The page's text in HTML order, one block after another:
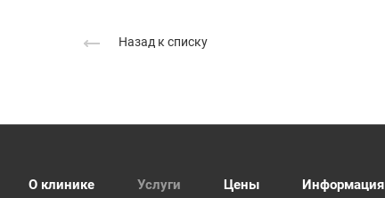
Назад к списку
О клинике Услуги Цены Информация